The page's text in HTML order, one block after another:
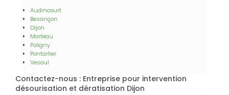
Audincourt
Besançon
Dijon
Morteau
Poligny
Pontarlier
Vesoul
Contactez-nous : Entreprise pour intervention
désourisation et dératisation Dijon